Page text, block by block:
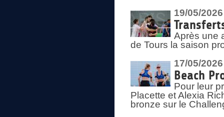
19/05/2026
Après une
de Tours la saison
17/05/2026
Beach
Pour leur
Placette et Alexia
bronze sur le